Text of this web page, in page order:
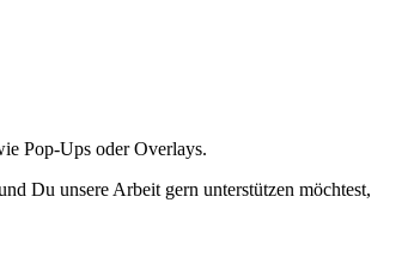
Pop-Ups oder Overlays.
Du unsere Arbeit gern unterstützen möchtest,